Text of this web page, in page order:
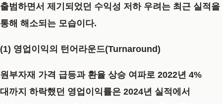
출범하면서 제기되었던 수익성 저하 우려는 최근 실적을
통해 해소되는 모습이다.
(1) 영업이익의 턴어라운드(Turnaround)
원부자재 가격 급등과 환율 상승 여파로 2022년 4%
대까지 하락했던 영업이익률은 2024년 실적에서